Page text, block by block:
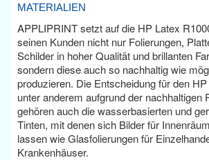
MATERIALIEN
APPLIPRINT setzt auf die HP Latex
seinen Kunden nicht nur Folierungen,
Schilder in hoher Qualität und brillanten
sondern diese auch so nachhaltig wie
produzieren. Die Entscheidung für den
unter anderem aufgrund der nachhaltigen
gehören auch die wasserbasierten und
Tinten, mit denen sich Bilder für
lassen wie Glasfolierungen für
Krankenhäuser.